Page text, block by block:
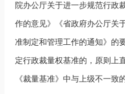
院办公厅关于进一步规范行政
作的意见》《省政府办公厅关
准制定和管理工作的通知》的
定行政裁量权基准的，原则上
《裁量基准》中与上级不一致